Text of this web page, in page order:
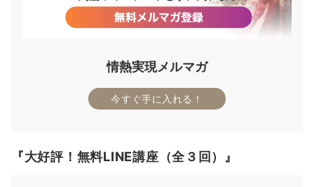
情熱実現メルマガ
今すぐ手に入れる！
『大好評！無料LINE講座（全３回）』